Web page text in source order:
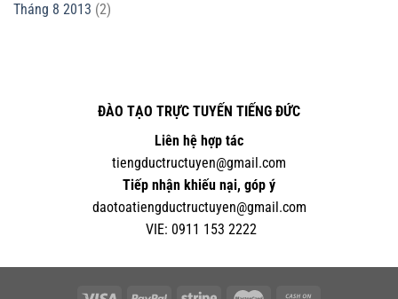
Tháng 8 2013 (2)
ĐÀO TẠO TRỰC TUYẾN TIẾNG ĐỨC
Liên hệ hợp tác
tiengductructuyen@gmail.com
Tiếp nhận khiếu nại, góp ý
daotoatiengductructuyen@gmail.com
VIE: 0911 153 2222